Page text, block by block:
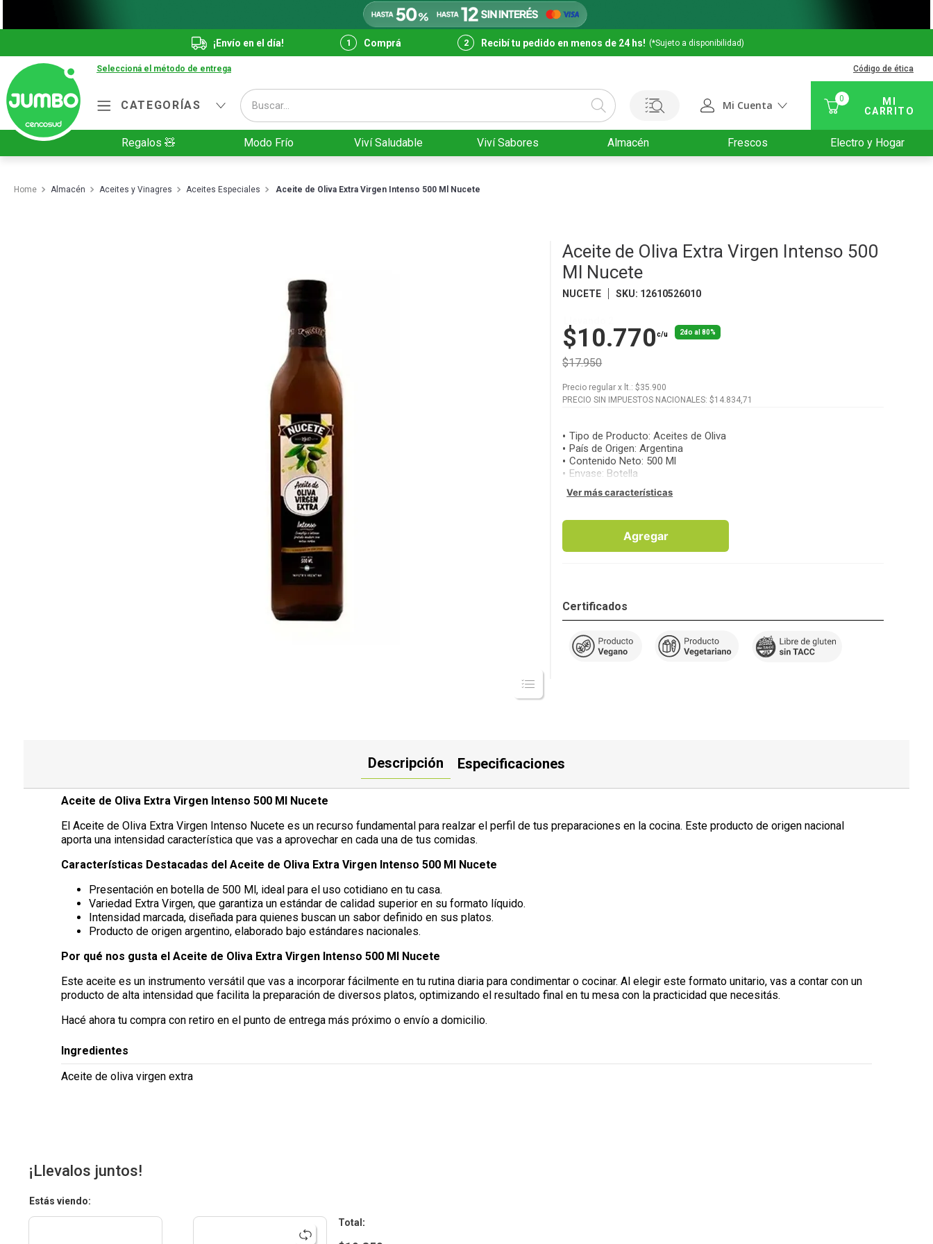
¡Envío en el día! Comprá Recibí tu pedido en menos de 24 hs! (*Sujeto a disponibilidad)
Seleccioná el método de entrega Código de ética
CATEGORÍAS
Buscar...
Mi Cuenta
0
Regalos 🧸 Modo Frío Viví Saludable Viví Sabores Almacén Frescos Electro y Hogar
Almacén Aceites y Vinagres Aceites Especiales Aceite de Oliva Extra Virgen Intenso 500 Ml Nucete
Aceite de Oliva Extra Virgen Intenso 500
Ml Nucete
NUCETE SKU: 12610526010
$10.770c/u 2do al 80%
$17.950
Precio regular x lt.: $35.900
PRECIO SIN IMPUESTOS NACIONALES: $14.834,71
Tipo de Producto:Aceites de Oliva
País de Origen:Argentina
Contenido Neto: 500 Ml
Envase: Botella
Ver más características
Agregar
Certificados
Descripción Especificaciones
Aceite de Oliva Extra Virgen Intenso 500 Ml Nucete
El Aceite de Oliva Extra Virgen Intenso Nucete es un recurso fundamental para realzar el perfil de tus preparaciones en la cocina. Este producto de origen nacional
aporta una intensidad característica que vas a aprovechar en cada una de tus comidas.
Características Destacadas del Aceite de Oliva Extra Virgen Intenso 500 Ml Nucete
Presentación en botella de 500 Ml, ideal para el uso cotidiano en tu casa.
Variedad Extra Virgen, que garantiza un estándar de calidad superior en su formato líquido.
Intensidad marcada, diseñada para quienes buscan un sabor definido en sus platos.
Producto de origen argentino, elaborado bajo estándares nacionales.
Por qué nos gusta el Aceite de Oliva Extra Virgen Intenso 500 Ml Nucete
Este aceite es un instrumento versátil que vas a incorporar fácilmente en tu rutina diaria para condimentar o cocinar. Al elegir este formato unitario, vas a contar con un
producto de alta intensidad que facilita la preparación de diversos platos, optimizando el resultado final en tu mesa con la practicidad que necesitás.
Hacé ahora tu compra con retiro en el punto de entrega más próximo o envío a domicilio.
Ingredientes
Aceite de oliva virgen extra
¡Llevalos juntos!
Estás viendo:
:
Términos más buscados
2.
Cafe